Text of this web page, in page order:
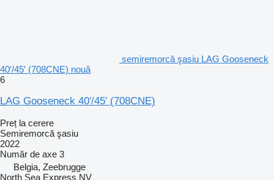
semiremorcă şasiu LAG Gooseneck
40′/45′ (708CNE) nouă
6
LAG Gooseneck 40′/45′ (708CNE)
Preț la cerere
Semiremorcă şasiu
2022
Număr de axe 3
Belgia, Zeebrugge
North Sea Express NV